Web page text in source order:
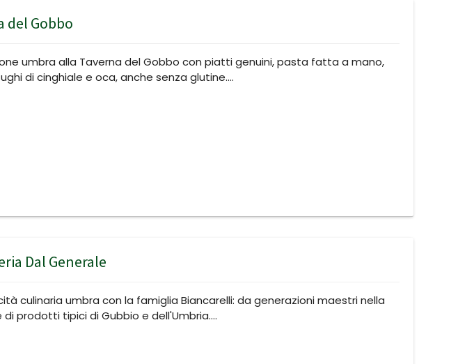
del Gobbo
umbra alla Taverna del Gobbo con piatti genuini, pasta fatta a mano,
di cinghiale e oca, anche senza glutine.…
Dal Generale
culinaria umbra con la famiglia Biancarelli: da generazioni maestri nella
di prodotti tipici di Gubbio e dell'Umbria.…